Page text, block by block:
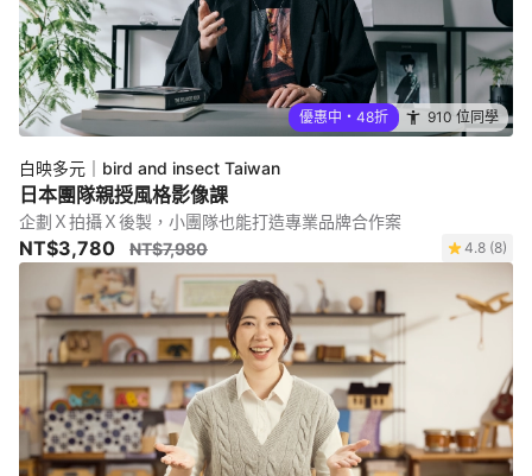
優惠中・48折 910 位同學
白映多元｜bird and insect Taiwan
日本團隊親授風格影像課
企劃Ｘ拍攝Ｘ後製，小團隊也能打造專業品牌合作案
NT$3,780 NT$7,980 4.8 (8)